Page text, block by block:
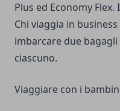
Plus ed Economy
Chi viaggia in
imbarcare due
ciascuno.
Viaggiare con i